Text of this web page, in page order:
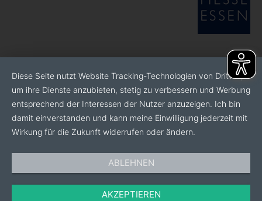
Diese Seite nutzt Website Tracking-Technologien von Dritten,
um ihre Dienste anzubieten, stetig zu verbessern und Werbung
entsprechend der Interessen der Nutzer anzuzeigen. Ich bin
damit einverstanden und kann meine Einwilligung jederzeit mit
Wirkung für die Zukunft widerrufen oder ändern.
ABLEHNEN
AKZEPTIEREN